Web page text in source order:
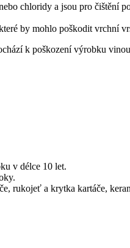
chloridy a jsou pro čištění
by mohlo poškodit vrchní
k poškození výrobku
v délce 10 let.
rukojeť a krytka kartáče,